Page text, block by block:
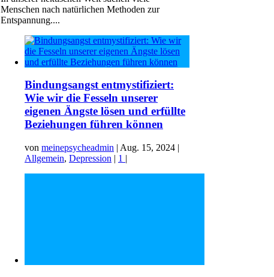
Menschen nach natürlichen Methoden zur
Entspannung....
Bindungsangst entmystifiziert:
Wie wir die Fesseln unserer
eigenen Ängste lösen und erfüllte
Beziehungen führen können
von meinepsycheadmin | Aug. 15, 2024|
Allgemein, Depression | 1 |